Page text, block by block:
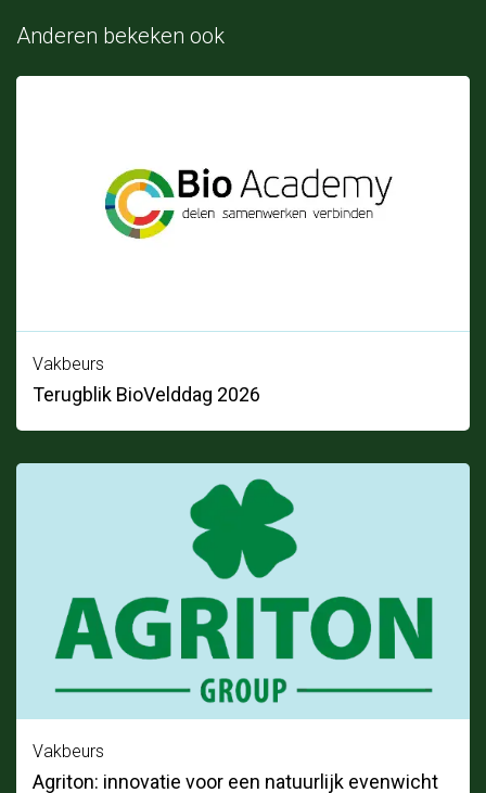
Anderen bekeken ook
Vakbeurs
Terugblik BioVelddag 2026
Vakbeurs
Agriton: innovatie voor een natuurlijk evenwicht